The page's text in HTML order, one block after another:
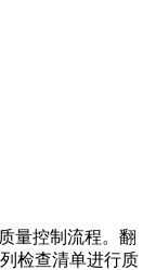
量控制流程。翻
检查清单进行质